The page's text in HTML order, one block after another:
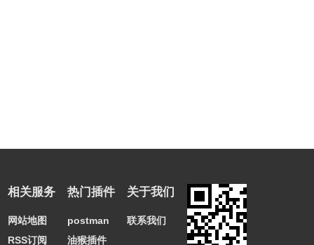
相关服务
网站地图
RSS订阅
热门插件
postman
油猴插件
关于我们
联系我们